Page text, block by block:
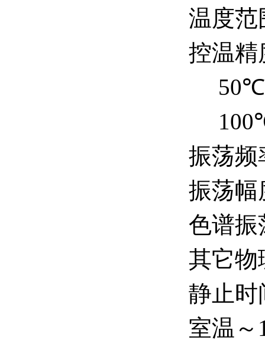
温度
控温
50℃
振荡频
振荡幅
色谱振
其它物
静止时
室温